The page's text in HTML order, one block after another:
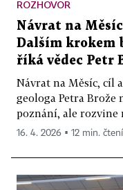
ROZHOVOR
Návrat na
Dalším krokem
říká vědec Petr
Návrat na Měsíc, cíl
geologa Petra Brože
poznání, ale rozvine
16. 4. 2026 ▪ 12 min. čtení